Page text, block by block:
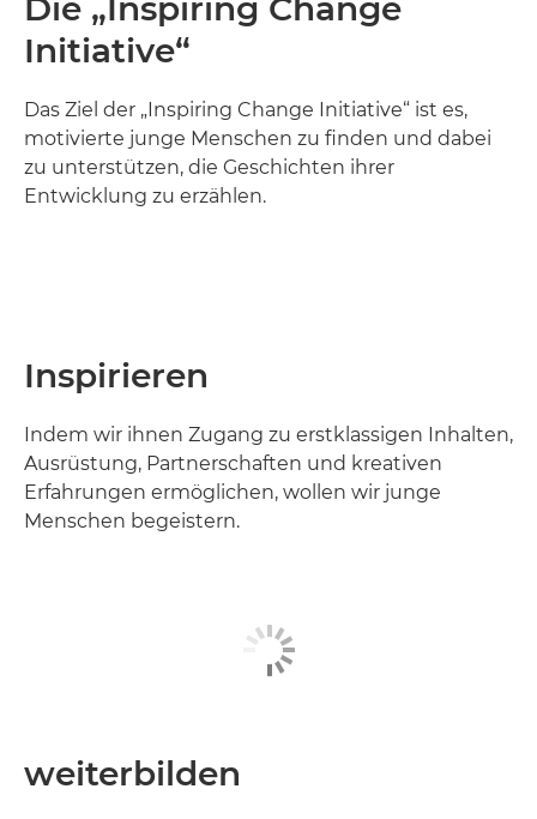
Die „Inspiring Change
Initiative“
Das Ziel der „Inspiring Change Initiative“ ist es,
motivierte junge Menschen zu finden und dabei
zu unterstützen, die Geschichten ihrer
Entwicklung zu erzählen.
Inspirieren
Indem wir ihnen Zugang zu erstklassigen Inhalten,
Ausrüstung, Partnerschaften und kreativen
Erfahrungen ermöglichen, wollen wir junge
Menschen begeistern.
weiterbilden